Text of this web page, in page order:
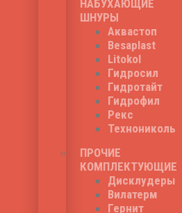
НАБУХАЮЩИЕ
ШНУРЫ
Аквастоп
Besaplast
Litokol
Гидросил
Гидротайт
Гидрофил
Рекс
Технониколь
ПРОЧИЕ
КОМПЛЕКТУЮЩИЕ
Дисклудеры
Вилатерм
Гернит